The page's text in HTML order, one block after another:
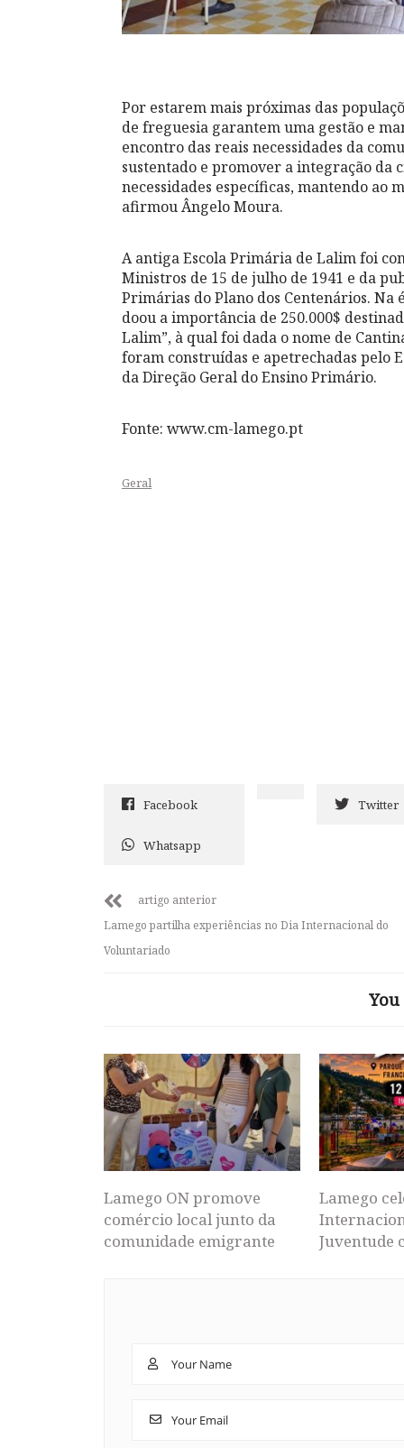
Por estarem mais próximas das
de freguesia garantem uma gestão e
encontro das reais necessidades da
sustentado e promover a integração da
necessidades específicas, mantendo
afirmou Ângelo Moura.
A antiga Escola Primária de Lalim foi
Ministros de 15 de julho de 1941 e da
Primárias do Plano dos Centenários.
doou a importância de 250.000$
Lalim”, à qual foi dada o nome de
foram construídas e apetrechadas pelo
da Direção Geral do Ensino Primário.
Fonte: www.cm-lamego.pt
Geral
Facebook Twitter
Whatsapp
artigo anterior
Lamego partilha experiências no Dia Internacional do
Voluntariado
Lamego ON promove
comércio local junto da
comunidade emigrante
Lamego
Juventude